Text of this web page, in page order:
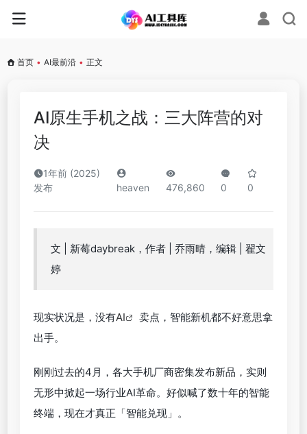
首页 • AI最前沿 • 正文
AI原生手机之战：三大阵营的对
决
1年前 (2025)
发布
heaven 476,860 0 0
文 | 新莓daybreak，作者 | 乔雨晴，编辑 | 翟文
婷
现实状况是，没有AI
卖点，智能新机都不好意思拿
出手。
刚刚过去的4月，各大手机厂商密集发布新品，实则
无形中掀起一场行业AI革命。好似喊了数十年的智能
终端，现在才真正「智能兑现」。